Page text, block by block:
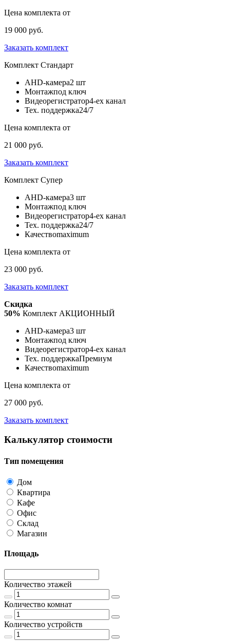
Цена комплекта от
19 000 руб.
Заказать комплект
Комплект Стандарт
AHD-камера2 шт
Монтажпод ключ
Видеорегистратор4-ех канал
Тех. поддержка24/7
Цена комплекта от
21 000 руб.
Заказать комплект
Комплект Супер
AHD-камера3 шт
Монтажпод ключ
Видеорегистратор4-ех канал
Тех. поддержка24/7
Качествоmaximum
Цена комплекта от
23 000 руб.
Заказать комплект
Скидка
50% Комплект АКЦИОННЫЙ
AHD-камера3 шт
Монтажпод ключ
Видеорегистратор4-ех канал
Тех. поддержкаПремиум
Качествоmaximum
Цена комплекта от
27 000 руб.
Заказать комплект
Калькулятор стоимости
Тип помещения
Дом
Квартира
Кафе
Офис
Склад
Магазин
Площадь
Количество этажей
Количество комнат
Количество устройств